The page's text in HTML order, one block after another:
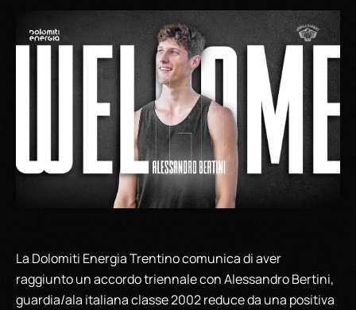
La Dolomiti Energia Trentino comunica di aver
raggiunto un accordo triennale con Alessandro Bertini,
guardia/ala italiana classe 2002 reduce da una positiva